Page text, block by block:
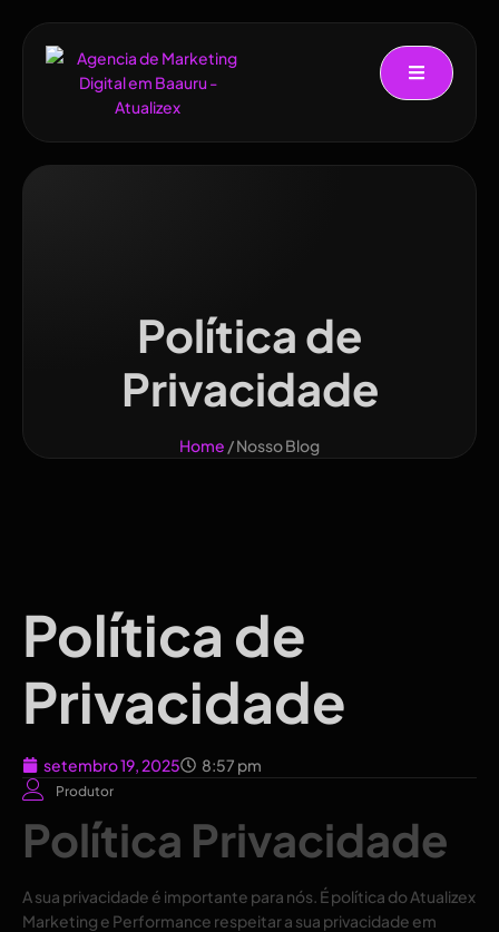
Política de
Privacidade
Home / Nosso Blog
Política de
Privacidade
setembro 19, 2025 8:57 pm
Produtor
Política Privacidade
A sua privacidade é importante para nós. É política do Atualizex
Marketing e Performance respeitar a sua privacidade em